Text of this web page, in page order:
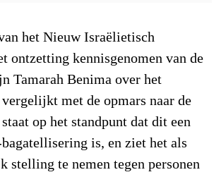
het Nieuw Israëlietisch
ontzetting kennisgenomen van de
Tamarah Benima over het
met de opmars naar de
op het standpunt dat dit een
is, en ziet het als
stelling te nemen tegen personen